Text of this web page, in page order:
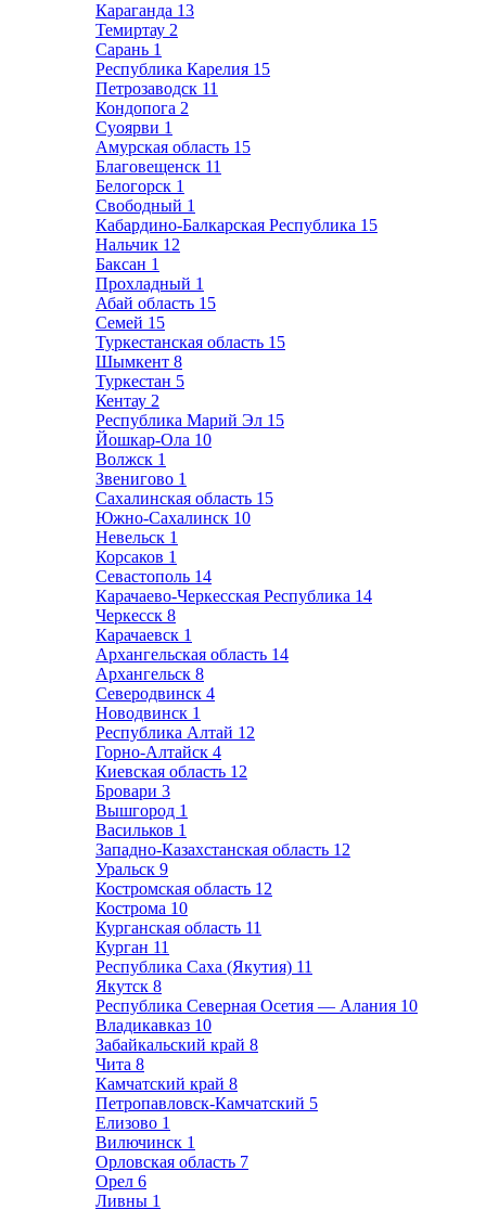
Караганда 13
Темиртау 2
Сарань 1
Республика Карелия 15
Петрозаводск 11
Кондопога 2
Суоярви 1
Амурская область 15
Благовещенск 11
Белогорск 1
Свободный 1
Кабардино-Балкарская Республика 15
Нальчик 12
Баксан 1
Прохладный 1
Абай область 15
Семей 15
Туркестанская область 15
Шымкент 8
Туркестан 5
Кентау 2
Республика Марий Эл 15
Йошкар-Ола 10
Волжск 1
Звенигово 1
Сахалинская область 15
Южно-Сахалинск 10
Невельск 1
Корсаков 1
Севастополь 14
Карачаево-Черкесская Республика 14
Черкесск 8
Карачаевск 1
Архангельская область 14
Архангельск 8
Северодвинск 4
Новодвинск 1
Республика Алтай 12
Горно-Алтайск 4
Киевская область 12
Бровари 3
Вышгород 1
Васильков 1
Западно-Казахстанская область 12
Уральск 9
Костромская область 12
Кострома 10
Курганская область 11
Курган 11
Республика Саха (Якутия) 11
Якутск 8
Республика Северная Осетия — Алания 10
Владикавказ 10
Забайкальский край 8
Чита 8
Камчатский край 8
Петропавловск-Камчатский 5
Елизово 1
Вилючинск 1
Орловская область 7
Орел 6
Ливны 1